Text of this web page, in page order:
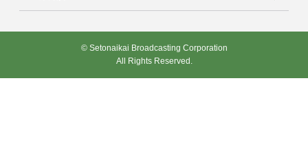
© Setonaikai Broadcasting Corporation
All Rights Reserved.